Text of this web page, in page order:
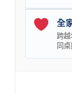
全
跨
同